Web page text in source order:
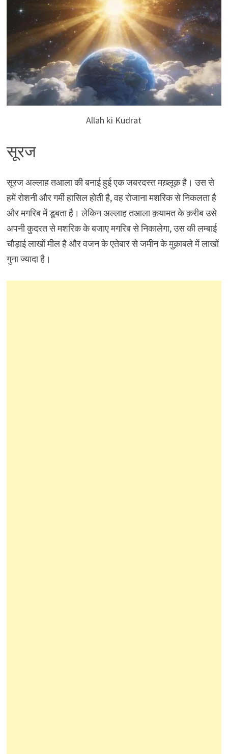
Allah ki Kudrat
सूरज
सूरज अल्लाह तआला की बनाई हुई एक जबरदस्त मख़्लूक़ है। उस से
हमें रोशनी और गर्मी हासिल होती है, वह रोजाना मशरिक से निकलता है
और मगरिब में डूबता है। लेकिन अल्लाह तआला क़यामत के क़रीब उसे
अपनी कुदरत से मशरिक के बजाए मगरिब से निकालेगा, उस की लम्बाई
चौड़ाई लाखों मील है और वजन के एतेबार से जमीन के मुक़ाबले में लाखों
गुना ज्यादा है।